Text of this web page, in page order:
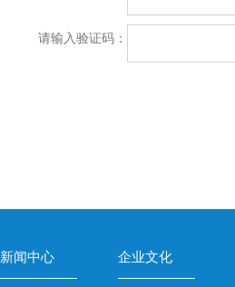
请输入验证码：
新闻中心 企业文化